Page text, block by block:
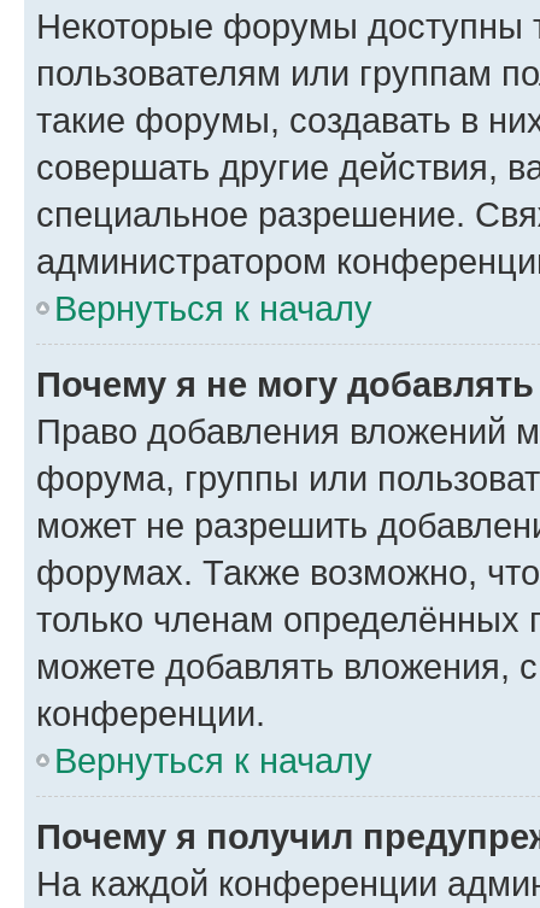
Некоторые форумы доступны
пользователям или группам
такие форумы, создавать в
совершать другие действия,
специальное разрешение.
администратором
Вернуться к началу
Почему я не могу
Право добавления вложений
форума, группы или
может не разрешить
форумах. Также возможно,
только членам определённых
можете добавлять вложения,
конференции.
Вернуться к началу
Почему я получил
На каждой конференции